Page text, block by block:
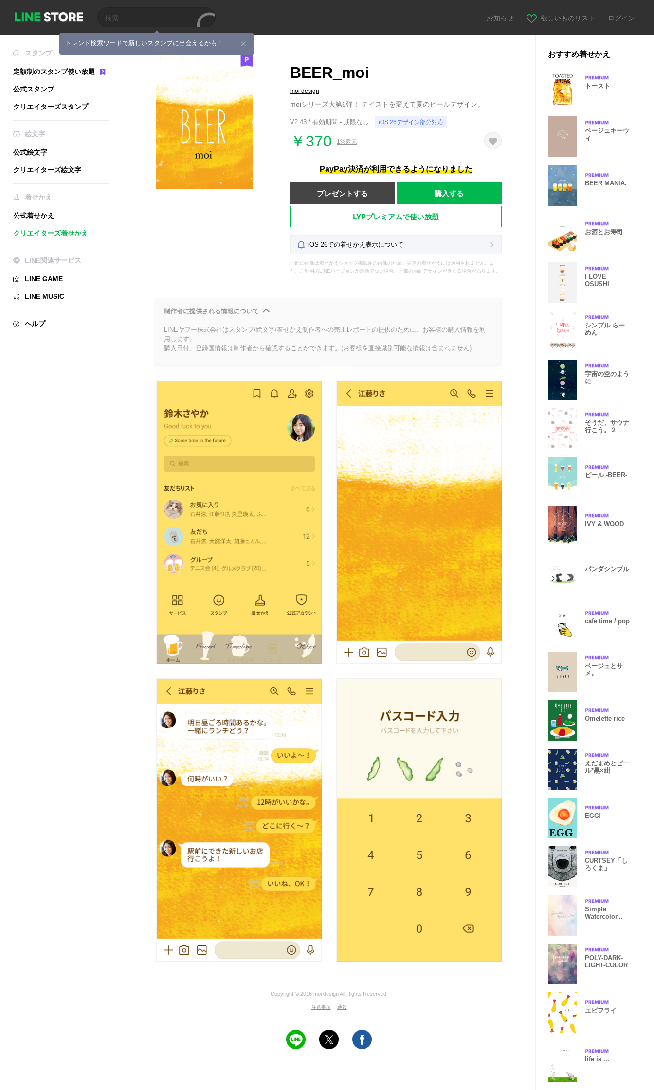
トレンド検索ワードで新しいスタンプに出会えるかも！
お知らせ 欲しいものリスト ログイン
スタンプ
定額制のスタンプ使い放題
公式スタンプ
クリエイターズスタンプ
絵文字
公式絵文字
クリエイターズ絵文字
着せかえ
公式着せかえ
クリエイターズ着せかえ
LINE関連サービス
LINE GAME
LINE MUSIC
ヘルプ
BEER_moi
moi design
moiシリーズ大第6弾！ テイストを変えて夏のビールデザイン。
V2.43 / 有効期間 - 期限なし iOS 26デザイン部分対応
￥370 1%還元
PayPay決済が利用できるようになりました
プレゼントする 購入する
LYPプレミアムで使い放題
iOS 26での着せかえ表示について
一部の画像は着せかえショップ掲載用の画像のため、実際の着せかえには適用されません。ま
た、ご利用のLINEバージョンが最新でない場合、一部の画面デザインが異なる場合があります。
制作者に提供される情報について
LINEヤフー株式会社はスタンプ/絵文字/着せかえ制作者への売上レポートの提供のために、お客様の購入情報を利
用します。
購入日付、登録国情報は制作者から確認することができます。(お客様を直接識別可能な情報は含まれません)
Copyright © 2016 moi design All Rights Reserved.
注意事項 通報
おすすめ着せかえ
トースト
ベージュキーウ
ィ
BEER MANIA.
お酒とお寿司
I LOVE
OSUSHI
シンプル らー
めん
宇宙の空のよう
に
そうだ、サウナ
行こう。２
ビール -BEER-
IVY & WOOD
パンダシンプル
cafe time / pop
ベージュとサ
メ。
Omelette rice
えだまめとビー
ル*黒×紺
EGG!
CURTSEY「し
ろくま」
Simple
Watercolor...
POLY-DARK-
LIGHT-COLOR
エビフライ
life is ...